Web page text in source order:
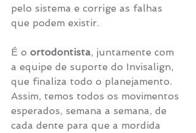
pelo sistema e corrige as falhas
que podem existir.
É o ortodontista, juntamente com
a equipe de suporte do Invisalign,
que finaliza todo o planejamento.
Assim, temos todos os movimentos
esperados, semana a semana, de
cada dente para que a mordida